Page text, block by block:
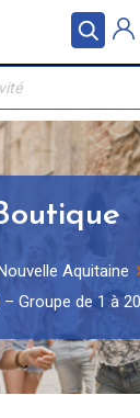
Aquitaine
Groupe de 1 à